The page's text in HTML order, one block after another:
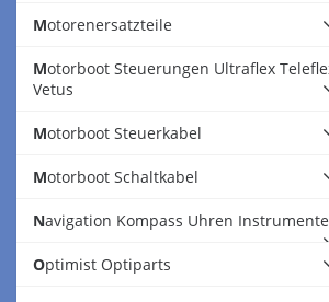
Motorenersatzteile
Motorboot Steuerungen Ultraflex Teleflex
Vetus
Motorboot Steuerkabel
Motorboot Schaltkabel
Navigation Kompass Uhren Instrumente
Optimist Optiparts